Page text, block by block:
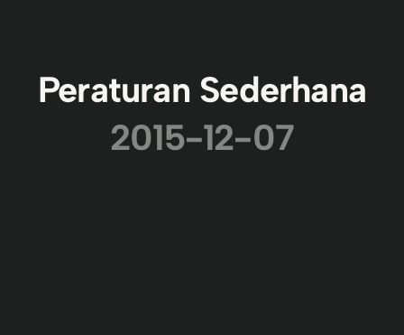
Peraturan Sederhana
2015-12-07